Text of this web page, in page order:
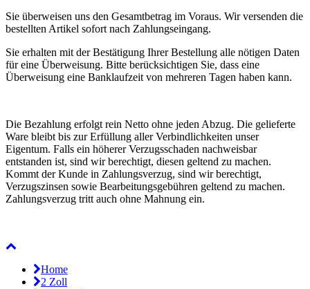
Sie überweisen uns den Gesamtbetrag im Voraus. Wir versenden die
bestellten Artikel sofort nach Zahlungseingang.
Sie erhalten mit der Bestätigung Ihrer Bestellung alle nötigen Daten
für eine Überweisung. Bitte berücksichtigen Sie, dass eine
Überweisung eine Banklaufzeit von mehreren Tagen haben kann.
Die Bezahlung erfolgt rein Netto ohne jeden Abzug. Die gelieferte
Ware bleibt bis zur Erfüllung aller Verbindlichkeiten unser
Eigentum. Falls ein höherer Verzugsschaden nachweisbar
entstanden ist, sind wir berechtigt, diesen geltend zu machen.
Kommt der Kunde in Zahlungsverzug, sind wir berechtigt,
Verzugszinsen sowie Bearbeitungsgebühren geltend zu machen.
Zahlungsverzug tritt auch ohne Mahnung ein.
Home
2 Zoll